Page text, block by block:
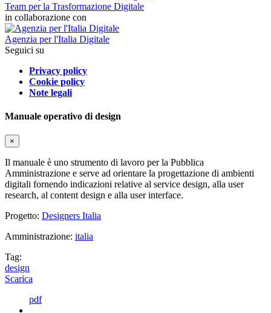
Team per la Trasformazione Digitale
in collaborazione con
Agenzia per l'Italia Digitale
Seguici su
Privacy policy
Cookie policy
Note legali
Manuale operativo di design
×
Il manuale è uno strumento di lavoro per la Pubblica
Amministrazione e serve ad orientare la progettazione di ambienti
digitali fornendo indicazioni relative al service design, alla user
research, al content design e alla user interface.
Progetto: Designers Italia
Amministrazione: italia
Tag:
design
Scarica
pdf